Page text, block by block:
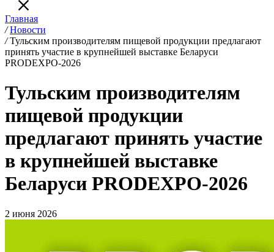
Главная
/ Новости
/ Тульским производителям пищевой продукции предлагают
принять участие в крупнейшей выставке Беларуси
PRODEXPO-2026
Тульским производителям
пищевой продукции
предлагают принять участие
в крупнейшей выставке
Беларуси PRODEXPO-2026
2 июня 2026